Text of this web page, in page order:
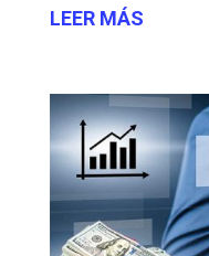
LEER MÁS